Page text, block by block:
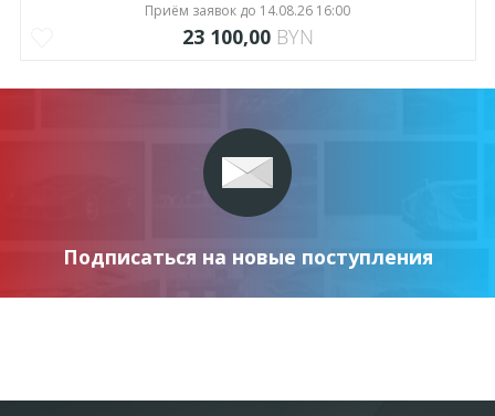
Приём заявок до 14.08.26 16:00
23 100,00 BYN
Подписаться на новые поступления